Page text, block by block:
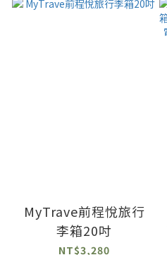
MyTrave前程悅旅行
李箱20吋
NT$3,280